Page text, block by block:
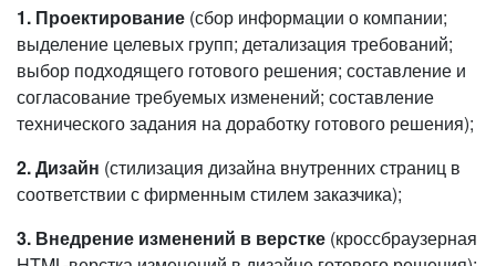
1. Проектирование (сбор информации о компании;
выделение целевых групп; детализация требований;
выбор подходящего готового решения; составление и
согласование требуемых изменений; составление
технического задания на доработку готового решения);
2. Дизайн (стилизация дизайна внутренних страниц в
соответствии с фирменным стилем заказчика);
3. Внедрение изменений в верстке (кроссбраузерная